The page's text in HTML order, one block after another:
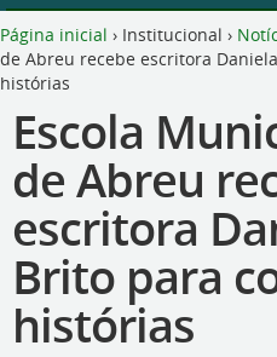
Página inicial › Institucional ›
de Abreu recebe escritora
histórias
Escola
de Abreu
escritora
Brito para
histórias